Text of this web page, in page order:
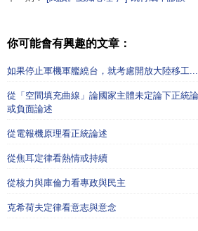
你可能會有興趣的文章：
如果停止軍機軍艦繞台，就考慮開放大陸移工...
從「空間填充曲線」論國家主體未定論下正統
或負面論述
從電報機原理看正統論述
從焦耳定律看熱情或持續
從核力與庫倫力看專政與民主
克希荷夫定律看意志與意念